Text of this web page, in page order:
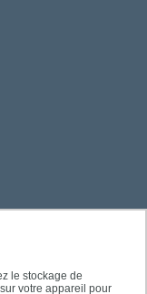
le stockage de
votre appareil pour